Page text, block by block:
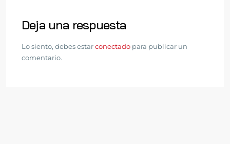
Deja una respuesta
Lo siento, debes estarconectado para publicar un
comentario.